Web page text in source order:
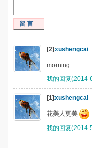
留言
[2]xushengcai
morning
我的回复(2014-
[1]xushengcai
花美人更美
我的回复(2014-